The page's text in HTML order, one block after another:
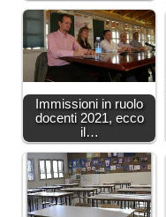
Immissioni in ruolo
docenti 2021, ecco
il…